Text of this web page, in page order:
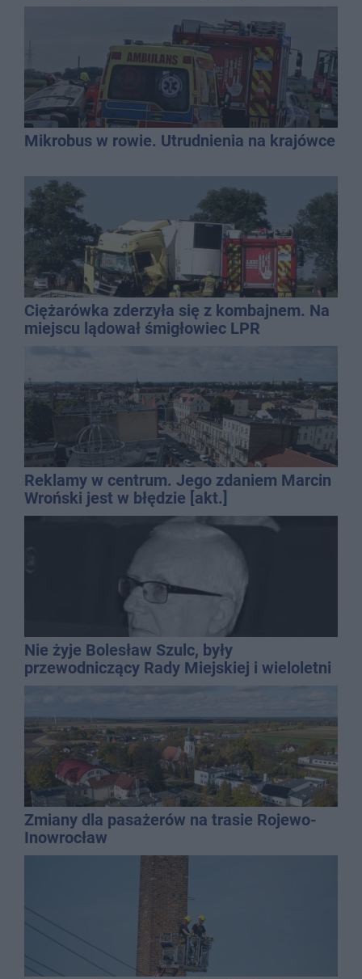
Mikrobus w rowie. Utrudnienia na krajówce
Ciężarówka zderzyła się z kombajnem. Na
miejscu lądował śmigłowiec LPR
Reklamy w centrum. Jego zdaniem Marcin
Wroński jest w błędzie [akt.]
Nie żyje Bolesław Szulc, były
przewodniczący Rady Miejskiej i wieloletni
dyrektor SP 14
Zmiany dla pasażerów na trasie Rojewo-
Inowrocław